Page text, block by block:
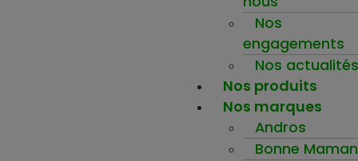
Nos
engagements
Nos actualités
Nos produits
Nos marques
Andros
Bonne Maman